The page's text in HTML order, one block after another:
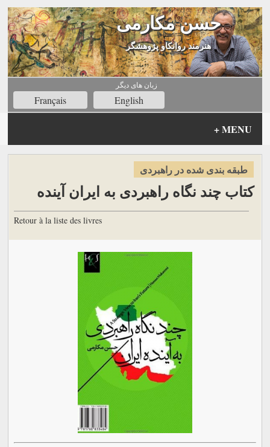
حسن مکارمی
هنرمند روانکاو پژوهشگر
زبان های ديگر
Français English
MENU
+
طبقه بندی شده در راهبردی
کتاب چند نگاه راهبردی به ایران آینده
Retour à la liste des livres